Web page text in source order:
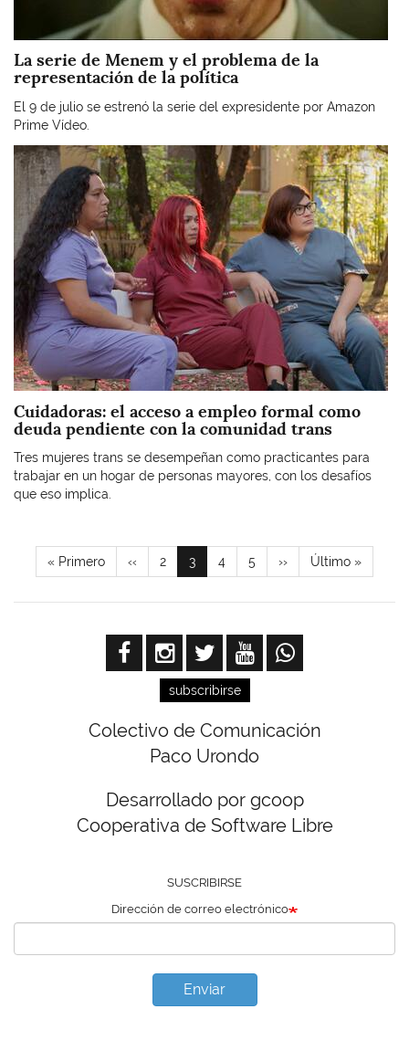
La serie de Menem y el problema de la
representación de la política
El 9 de julio se estrenó la serie del expresidente por Amazon
Prime Vídeo.
Imagen
Cuidadoras: el acceso a empleo formal como
deuda pendiente con la comunidad trans
Tres mujeres trans se desempeñan como practicantes para
trabajar en un hogar de personas mayores, con los desafíos
que eso implica.
Paginación
Primera
página
« Primero
Página
anterior
‹‹ Page
2
Página
actual
3 Page
4 Page
5
Siguiente
página
››
Última
página
Último »
subscribirse
Colectivo de Comunicación
Paco Urondo
Desarrollado por gcoop
Cooperativa de Software Libre
SUSCRIBIRSE
Dirección de correo electrónico
Enviar